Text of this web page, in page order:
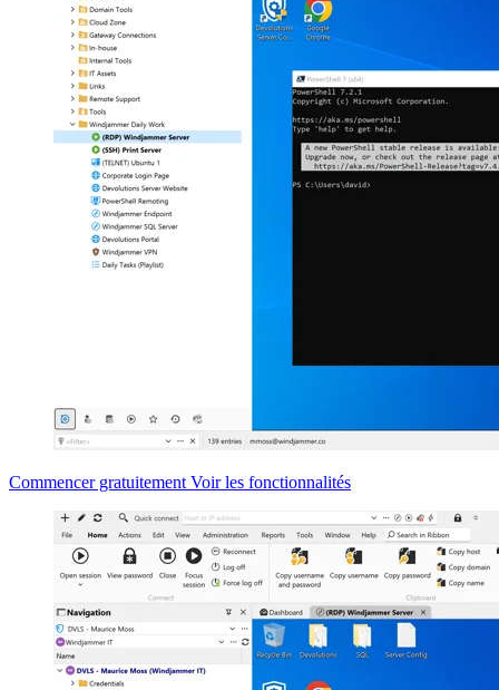
Commencer gratuitement Voir les fonctionnalités